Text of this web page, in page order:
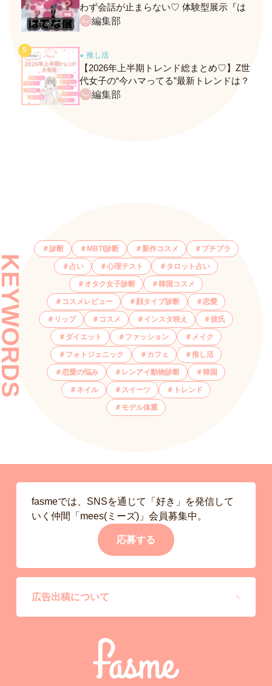
わず会話が止まらない♡ 体験型展示『は
てな展』に行ってきたレポ
編集部
● 推し活
【2026年上半期トレンド総まとめ♡】Z世
代女子の“今ハマってる”最新トレンドは？
ネクストバズ予報もチェック♪
編集部
診断 MBTI診断 新作コスメ プチプラ
占い 心理テスト タロット占い
オタク女子診断 韓国コスメ
コスメレビュー 顔タイプ診断 恋愛
リップ コスメ インスタ映え 彼氏
ダイエット ファッション メイク
フォトジェニック カフェ 推し活
恋愛の悩み レンアイ動物診断 韓国
ネイル スイーツ トレンド
モデル体重
fasmeでは、SNSを通じて「好き」を発信して
いく仲間「mees(ミーズ)」会員募集中。
応募する
広告出稿について